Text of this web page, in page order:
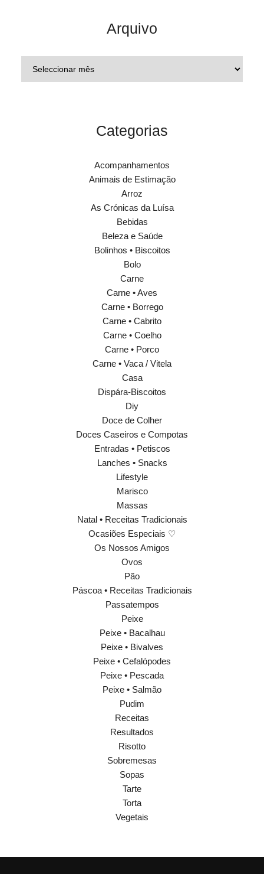
Arquivo
Categorias
Acompanhamentos
Animais de Estimação
Arroz
As Crónicas da Luísa
Bebidas
Beleza e Saúde
Bolinhos • Biscoitos
Bolo
Carne
Carne • Aves
Carne • Borrego
Carne • Cabrito
Carne • Coelho
Carne • Porco
Carne • Vaca / Vitela
Casa
Dispára-Biscoitos
Diy
Doce de Colher
Doces Caseiros e Compotas
Entradas • Petiscos
Lanches • Snacks
Lifestyle
Marisco
Massas
Natal • Receitas Tradicionais
Ocasiões Especiais ♡
Os Nossos Amigos
Ovos
Pão
Páscoa • Receitas Tradicionais
Passatempos
Peixe
Peixe • Bacalhau
Peixe • Bivalves
Peixe • Cefalópodes
Peixe • Pescada
Peixe • Salmão
Pudim
Receitas
Resultados
Risotto
Sobremesas
Sopas
Tarte
Torta
Vegetais